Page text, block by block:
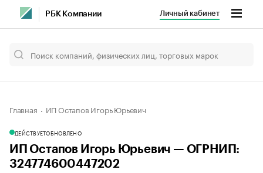
РБК Компании Личный кабинет
Главная ИП Остапов Игорь Юрьевич
ДЕЙСТВУЕТОБНОВЛЕНО
ИП Остапов Игорь Юрьевич — ОГРНИП:
324774600447202